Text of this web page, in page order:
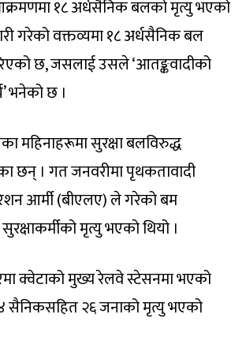
१८ अर्धसैनिक बलको मृत्यु भएको
गरेको वक्तव्यमा १८ अर्धसैनिक बल
छ, जसलाई उसले ‘आतङ्कवादीको
भनेको छ ।
महिनाहरूमा सुरक्षा बलविरुद्ध
छन् । गत जनवरीमा पृथकतावादी
आर्मी (बीएलए) ले गरेको बम
मृत्यु भएको थियो ।
क्वेटाको मुख्य रेलवे स्टेसनमा भएको
सैनिकसहित २६ जनाको मृत्यु भएको